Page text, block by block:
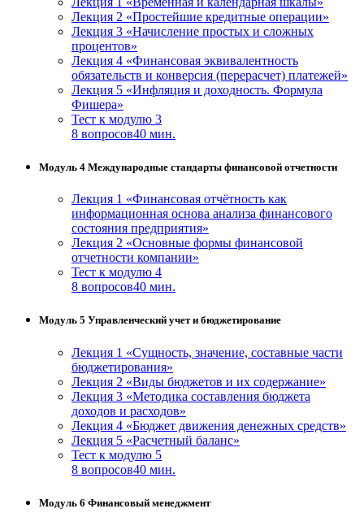
Лекция 2 «Простейшие кредитные операции»
Лекция 3 «Начисление простых и сложных
процентов»
Лекция 4 «Финансовая эквивалентность
обязательств и конверсия (перерасчет) платежей»
Лекция 5 «Инфляция и доходность. Формула
Фишера»
Тест к модулю 3
8 вопросов40 мин.
Модуль 4 Международные стандарты финансовой отчетности
Лекция 1 «Финансовая отчётность как
информационная основа анализа финансового
состояния предприятия»
Лекция 2 «Основные формы финансовой
отчетности компании»
Тест к модулю 4
8 вопросов40 мин.
Модуль 5 Управленческий учет и бюджетирование
Лекция 1 «Сущность, значение, составные части
бюджетирования»
Лекция 2 «Виды бюджетов и их содержание»
Лекция 3 «Методика составления бюджета
доходов и расходов»
Лекция 4 «Бюджет движения денежных средств»
Лекция 5 «Расчетный баланс»
Тест к модулю 5
8 вопросов40 мин.
Модуль 6 Финансовый менеджмент